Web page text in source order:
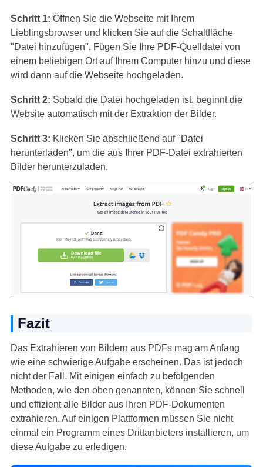
Schritt 1: Öffnen Sie die Webseite mit Ihrem
Lieblingsbrowser und klicken Sie auf die Schaltfläche
"Datei hinzufügen". Fügen Sie Ihre PDF-Quelldatei von
einem beliebigen Ort auf Ihrem Computer hinzu und diese
wird dann auf die Webseite hochgeladen.
Schritt 2: Sobald die Datei hochgeladen ist, beginnt die
Website automatisch mit der Extraktion der Bilder.
Schritt 3: Klicken Sie abschließend auf "Datei
herunterladen", um die aus Ihrer PDF-Datei extrahierten
Bilder herunterzuladen.
Fazit
Das Extrahieren von Bildern aus PDFs mag am Anfang
wie eine schwierige Aufgabe erscheinen. Das ist jedoch
nicht der Fall. Mit einigen einfach zu befolgenden
Methoden, wie den oben genannten, können Sie schnell
und effizient alle Bilder aus Ihren PDF-Dokumenten
extrahieren. Auf einigen Plattformen müssen Sie nicht
einmal ein Programm eines Drittanbieters installieren, um
diese Aufgabe zu erledigen.